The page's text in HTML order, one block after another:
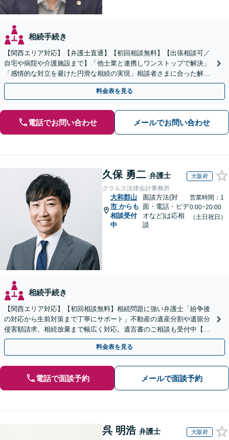
相続手続き
【関西エリア対応】【弁護士直通】【初回相談無料】【出張相談可／
自宅や病院や介護施設まで】「他士業と連携しワンストップで解決」
「感情的な対立を避けた円滑な相続の実現」相談者さまに合った解決
のプランをご提案
料金表を見る
電話でお問い合わせ メールでお問い合わせ
久保 勇二 弁護士 大阪府
クラルス法律会計事務所
大和郡山
市 からも
相談受付
中
面談方法(対
面・電話・ビデ
オなど)は応相
談
営業時間：1
0:00~20:00
（土日祝日）
相続手続き
【関西エリア対応】【初回相談無料】相続問題に強い弁護士「紛争後
の対応から生前対策まで丁寧にサポート」不動産の遺産分割や遺留分
侵害額請求、相続放棄まで幅広く対応。遺言書のご相談も受付中【夜
間・休日面談可】【WEB面談】【完全個室】
料金表を見る
電話で面談予約 メールで面談予約
呉 明浩 弁護士 大阪府